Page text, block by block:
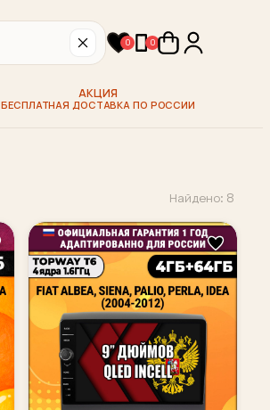
0 0
АКЦИЯ
БЕСПЛАТНАЯ ДОСТАВКА ПО РОССИИ
Найдено: 8